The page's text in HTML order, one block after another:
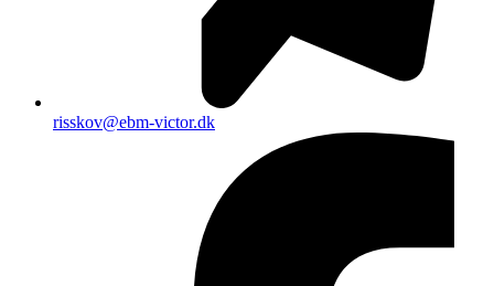
risskov@ebm-victor.dk